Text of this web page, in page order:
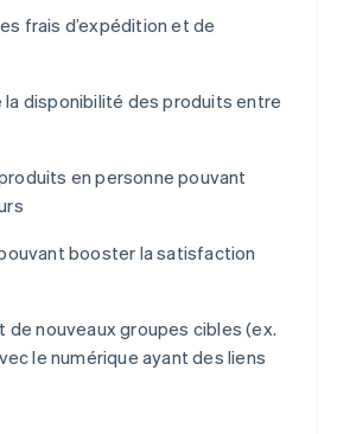
frais d’expédition et de
la disponibilité des produits entre
en personne pouvant
booster la satisfaction
de nouveaux groupes cibles (ex.
le numérique ayant des liens